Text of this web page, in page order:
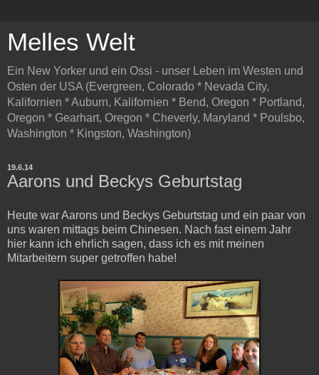
Melles Welt
Ein New Yorker und ein Ossi - unser Leben im Westen und
Osten der USA (Evergreen, Colorado * Nevada City,
Kalifornien * Auburn, Kalifornien * Bend, Oregon * Portland,
Oregon * Gearhart, Oregon * Cheverly, Maryland * Poulsbo,
Washington * Kingston, Washington)
19.6.14
Aarons und Beckys Geburtstag
Heute war Aarons und Beckys Geburtstag und ein paar von
uns waren mittags beim Chinesen. Nach fast einem Jahr
hier kann ich ehrlich sagen, dass ich es mit meinen
Mitarbeitern super getroffen habe!